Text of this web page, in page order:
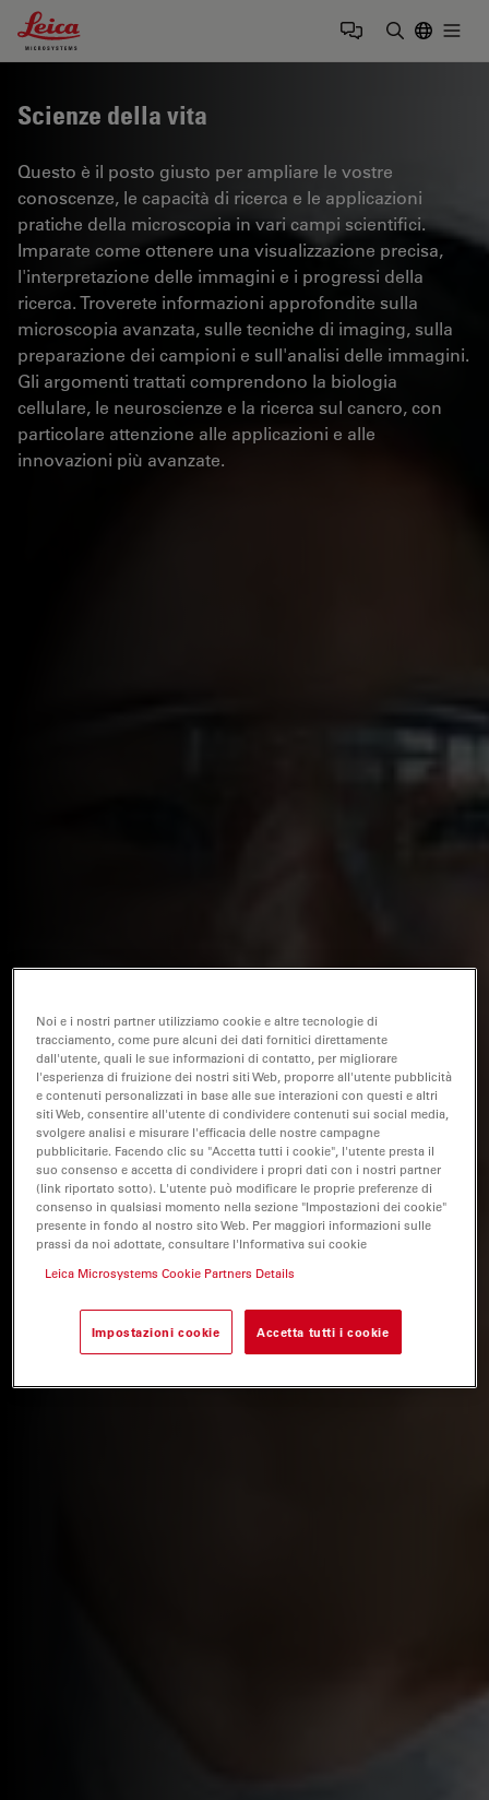
Leica Microsystems Logo
Scienze della vita
Questo è il posto giusto per ampliare le vostre
conoscenze, le capacità di ricerca e le applicazioni
pratiche della microscopia in vari campi scientifici.
Imparate come ottenere una visualizzazione precisa,
l'interpretazione delle immagini e i progressi della
ricerca. Troverete informazioni approfondite sulla
microscopia avanzata, sulle tecniche di imaging, sulla
preparazione dei campioni e sull'analisi delle immagini.
Gli argomenti trattati comprendono la biologia
cellulare, le neuroscienze e la ricerca sul cancro, con
particolare attenzione alle applicazioni e alle
innovazioni più avanzate.
Noi e i nostri partner utilizziamo cookie e altre tecnologie di
tracciamento, come pure alcuni dei dati fornitici direttamente
dall'utente, quali le sue informazioni di contatto, per migliorare
l'esperienza di fruizione dei nostri siti Web, proporre all'utente pubblicità
e contenuti personalizzati in base alle sue interazioni con questi e altri
siti Web, consentire all'utente di condividere contenuti sui social media,
svolgere analisi e misurare l'efficacia delle nostre campagne
pubblicitarie. Facendo clic su "Accetta tutti i cookie", l'utente presta il
suo consenso e accetta di condividere i propri dati con i nostri partner
(link riportato sotto). L'utente può modificare le proprie preferenze di
consenso in qualsiasi momento nella sezione "Impostazioni dei cookie"
presente in fondo al nostro sito Web. Per maggiori informazioni sulle
prassi da noi adottate, consultare l'Informativa sui cookie
Leica Microsystems Cookie Partners Details
Impostazioni cookie Accetta tutti i cookie